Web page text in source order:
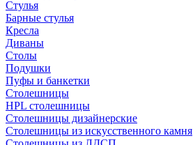
Стулья
Барные стулья
Кресла
Диваны
Столы
Подушки
Пуфы и банкетки
Столешницы
HPL столешницы
Столешницы дизайнерские
Столешницы из искусственного камня